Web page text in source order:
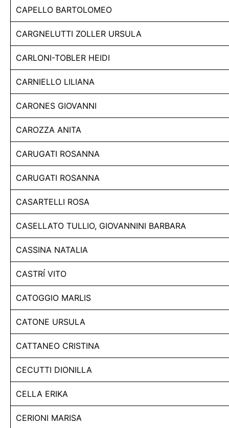
CAPELLO BARTOLOMEO
CARGNELUTTI ZOLLER URSULA
CARLONI-TOBLER HEIDI
CARNIELLO LILIANA
CARONES GIOVANNI
CAROZZA ANITA
CARUGATI ROSANNA
CARUGATI ROSANNA
CASARTELLI ROSA
CASELLATO TULLIO, GIOVANNINI BARBARA
CASSINA NATALIA
CASTRÍ VITO
CATOGGIO MARLIS
CATONE URSULA
CATTANEO CRISTINA
CECUTTI DIONILLA
CELLA ERIKA
CERIONI MARISA